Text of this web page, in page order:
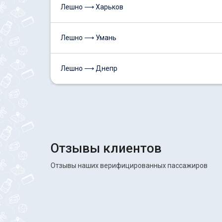
Лешно ⟶ Харьков
Лешно ⟶ Умань
Лешно ⟶ Днепр
Отзывы клиентов
Отзывы наших верифицированных пассажиров